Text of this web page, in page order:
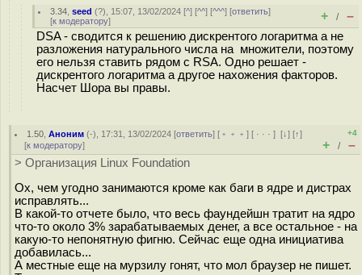
3.34 ,seed (?), 15:07, 13/02/2024 [^] [^^] [^^^] [ответить]
[к модератору] + / –
DSA - сводится к решению дискрентого логаритма а не
разложения натурального числа на множители, поэтому
его нельзя ставить рядом с RSA. Одно решает -
дискрентого логаритма а другое нахожения факторов.
Насчет Шора вы правы.
1.50 ,Аноним (-), 17:31, 13/02/2024 [ответить] [ ﹢﹢﹢] [ · · ·][↓] [↑]
[к модератору]
+4
+ / –
> Организация Linux Foundation
Ох, чем угодно занимаются кроме как баги в ядре и дистрах
исправлять...
В какой-то отчете было, что весь фаундейшн тратит на ядро
что-то около 3% зарабатываемых денег, а все остальное - на
какую-то непонятную фигню. Сейчас еще одна инициатива
добавилась...
А местные еще на мурзилу гонят, что мол браузер не пишет.